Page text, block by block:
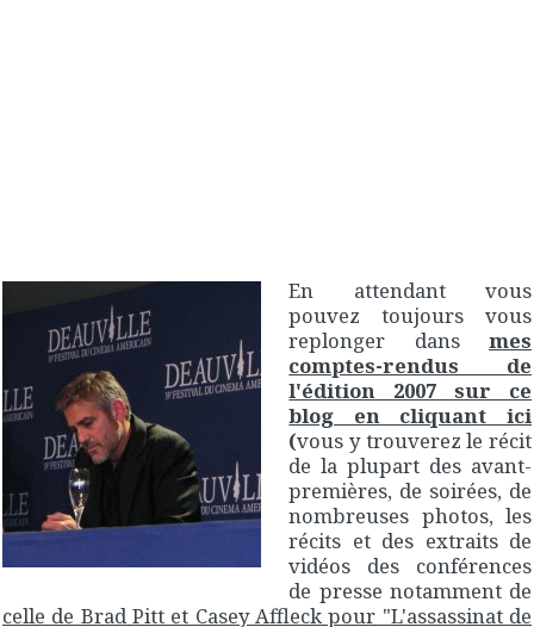
En attendant vous
pouvez toujours vous
replonger dans mes
comptes-rendus de
l'édition 2007 sur ce
blog en cliquant ici
(vous y trouverez le récit
de la plupart des avant-
premières, de soirées, de
nombreuses photos, les
récits et des extraits de
vidéos des conférences
de presse notamment de
celle de Brad Pitt et Casey Affleck pour "L'assassinat de